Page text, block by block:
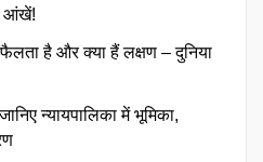
आंखें!
है और क्या हैं लक्षण – दुनिया
न्यायपालिका में भूमिका,